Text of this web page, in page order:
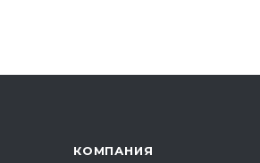
КОМПАНИЯ